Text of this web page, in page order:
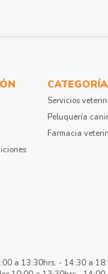
Servicios
Peluquería
Farmacia
a 13:30hrs. - 14:30 a